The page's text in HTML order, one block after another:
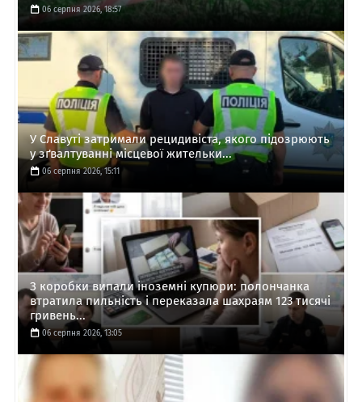
06 серпня 2026, 18:57
У Славуті затримали рецидивіста, якого підозрюють
у зґвалтуванні місцевої жительки...
06 серпня 2026, 15:11
З коробки випали іноземні купюри: полончанка
втратила пильність і переказала шахраям 123 тисячі
гривень...
06 серпня 2026, 13:05